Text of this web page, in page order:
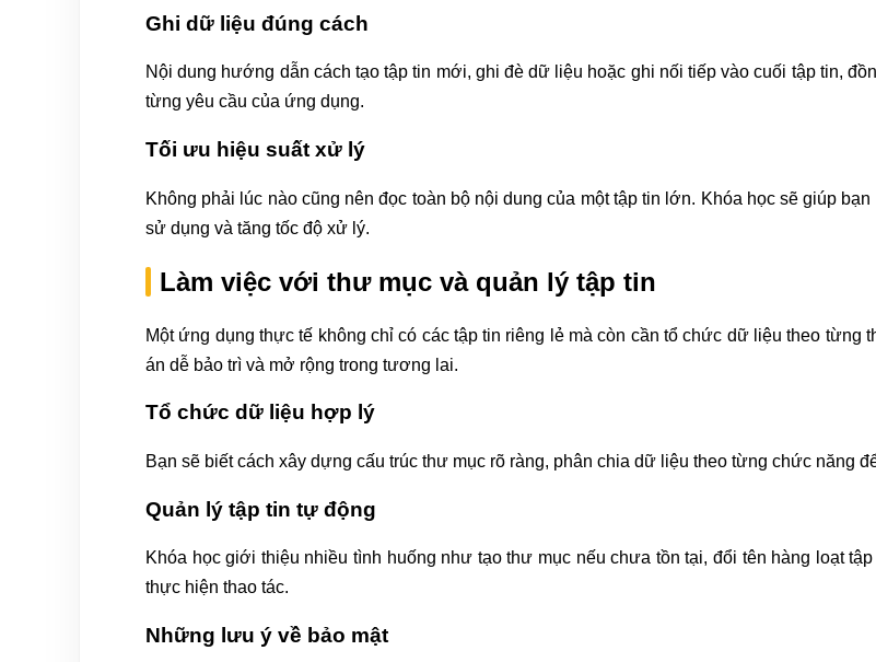
Ghi dữ liệu đúng cách
Nội dung hướng dẫn cách tạo tập tin mới, ghi đè dữ liệu hoặc ghi nối tiếp vào cuối tập tin,
từng yêu cầu của ứng dụng.
Tối ưu hiệu suất xử lý
Không phải lúc nào cũng nên đọc toàn bộ nội dung của một tập tin lớn. Khóa học sẽ giúp
sử dụng và tăng tốc độ xử lý.
Làm việc với thư mục và quản lý tập tin
Một ứng dụng thực tế không chỉ có các tập tin riêng lẻ mà còn cần tổ chức dữ liệu theo
án dễ bảo trì và mở rộng trong tương lai.
Tổ chức dữ liệu hợp lý
Bạn sẽ biết cách xây dựng cấu trúc thư mục rõ ràng, phân chia dữ liệu theo từng chức năng
Quản lý tập tin tự động
Khóa học giới thiệu nhiều tình huống như tạo thư mục nếu chưa tồn tại, đổi tên hàng loạt
thực hiện thao tác.
Những lưu ý về bảo mật